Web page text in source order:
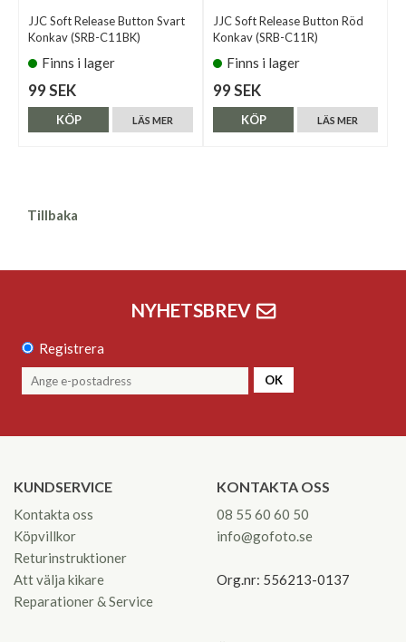
JJC Soft Release Button Svart
Konkav (SRB-C11BK)
Finns i lager
99 SEK
LÄS MER
KÖP
JJC Soft Release Button Röd
Konkav (SRB-C11R)
Finns i lager
99 SEK
LÄS MER
KÖP
Tillbaka
NYHETSBREV
Registrera
OK
KUNDSERVICE
Kontakta oss
Köpvillkor
Returinstruktioner
Att välja kikare
Reparationer & Service
KONTAKTA OSS
08 55 60 60 50
info@gofoto.se
Org.nr: 556213-0137